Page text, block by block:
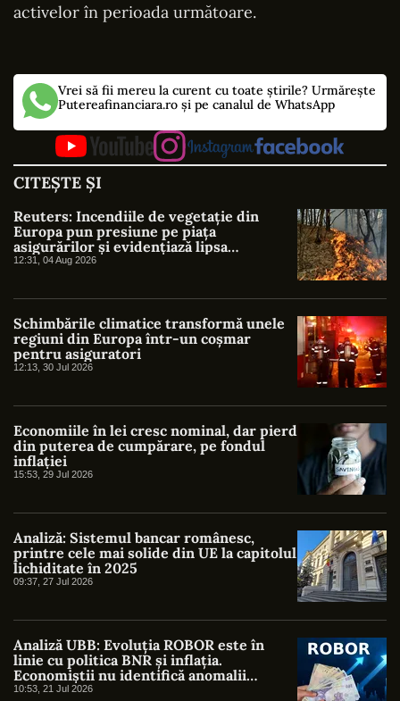
activelor în perioada următoare.
Vrei să fii mereu la curent cu toate știrile? Urmărește
Putereafinanciara.ro și pe canalul de WhatsApp
CITEȘTE ȘI
Reuters: Incendiile de vegetație din
Europa pun presiune pe piața
asigurărilor și evidențiază lipsa
protecției împotriva riscurilor climatice
12:31, 04 Aug 2026
Schimbările climatice transformă unele
regiuni din Europa într-un coșmar
pentru asiguratori
12:13, 30 Jul 2026
Economiile în lei cresc nominal, dar pierd
din puterea de cumpărare, pe fondul
inflației
15:53, 29 Jul 2026
Analiză: Sistemul bancar românesc,
printre cele mai solide din UE la capitolul
lichiditate în 2025
09:37, 27 Jul 2026
Analiză UBB: Evoluția ROBOR este în
linie cu politica BNR și inflația.
Economiștii nu identifică anomalii
semnificative
10:53, 21 Jul 2026